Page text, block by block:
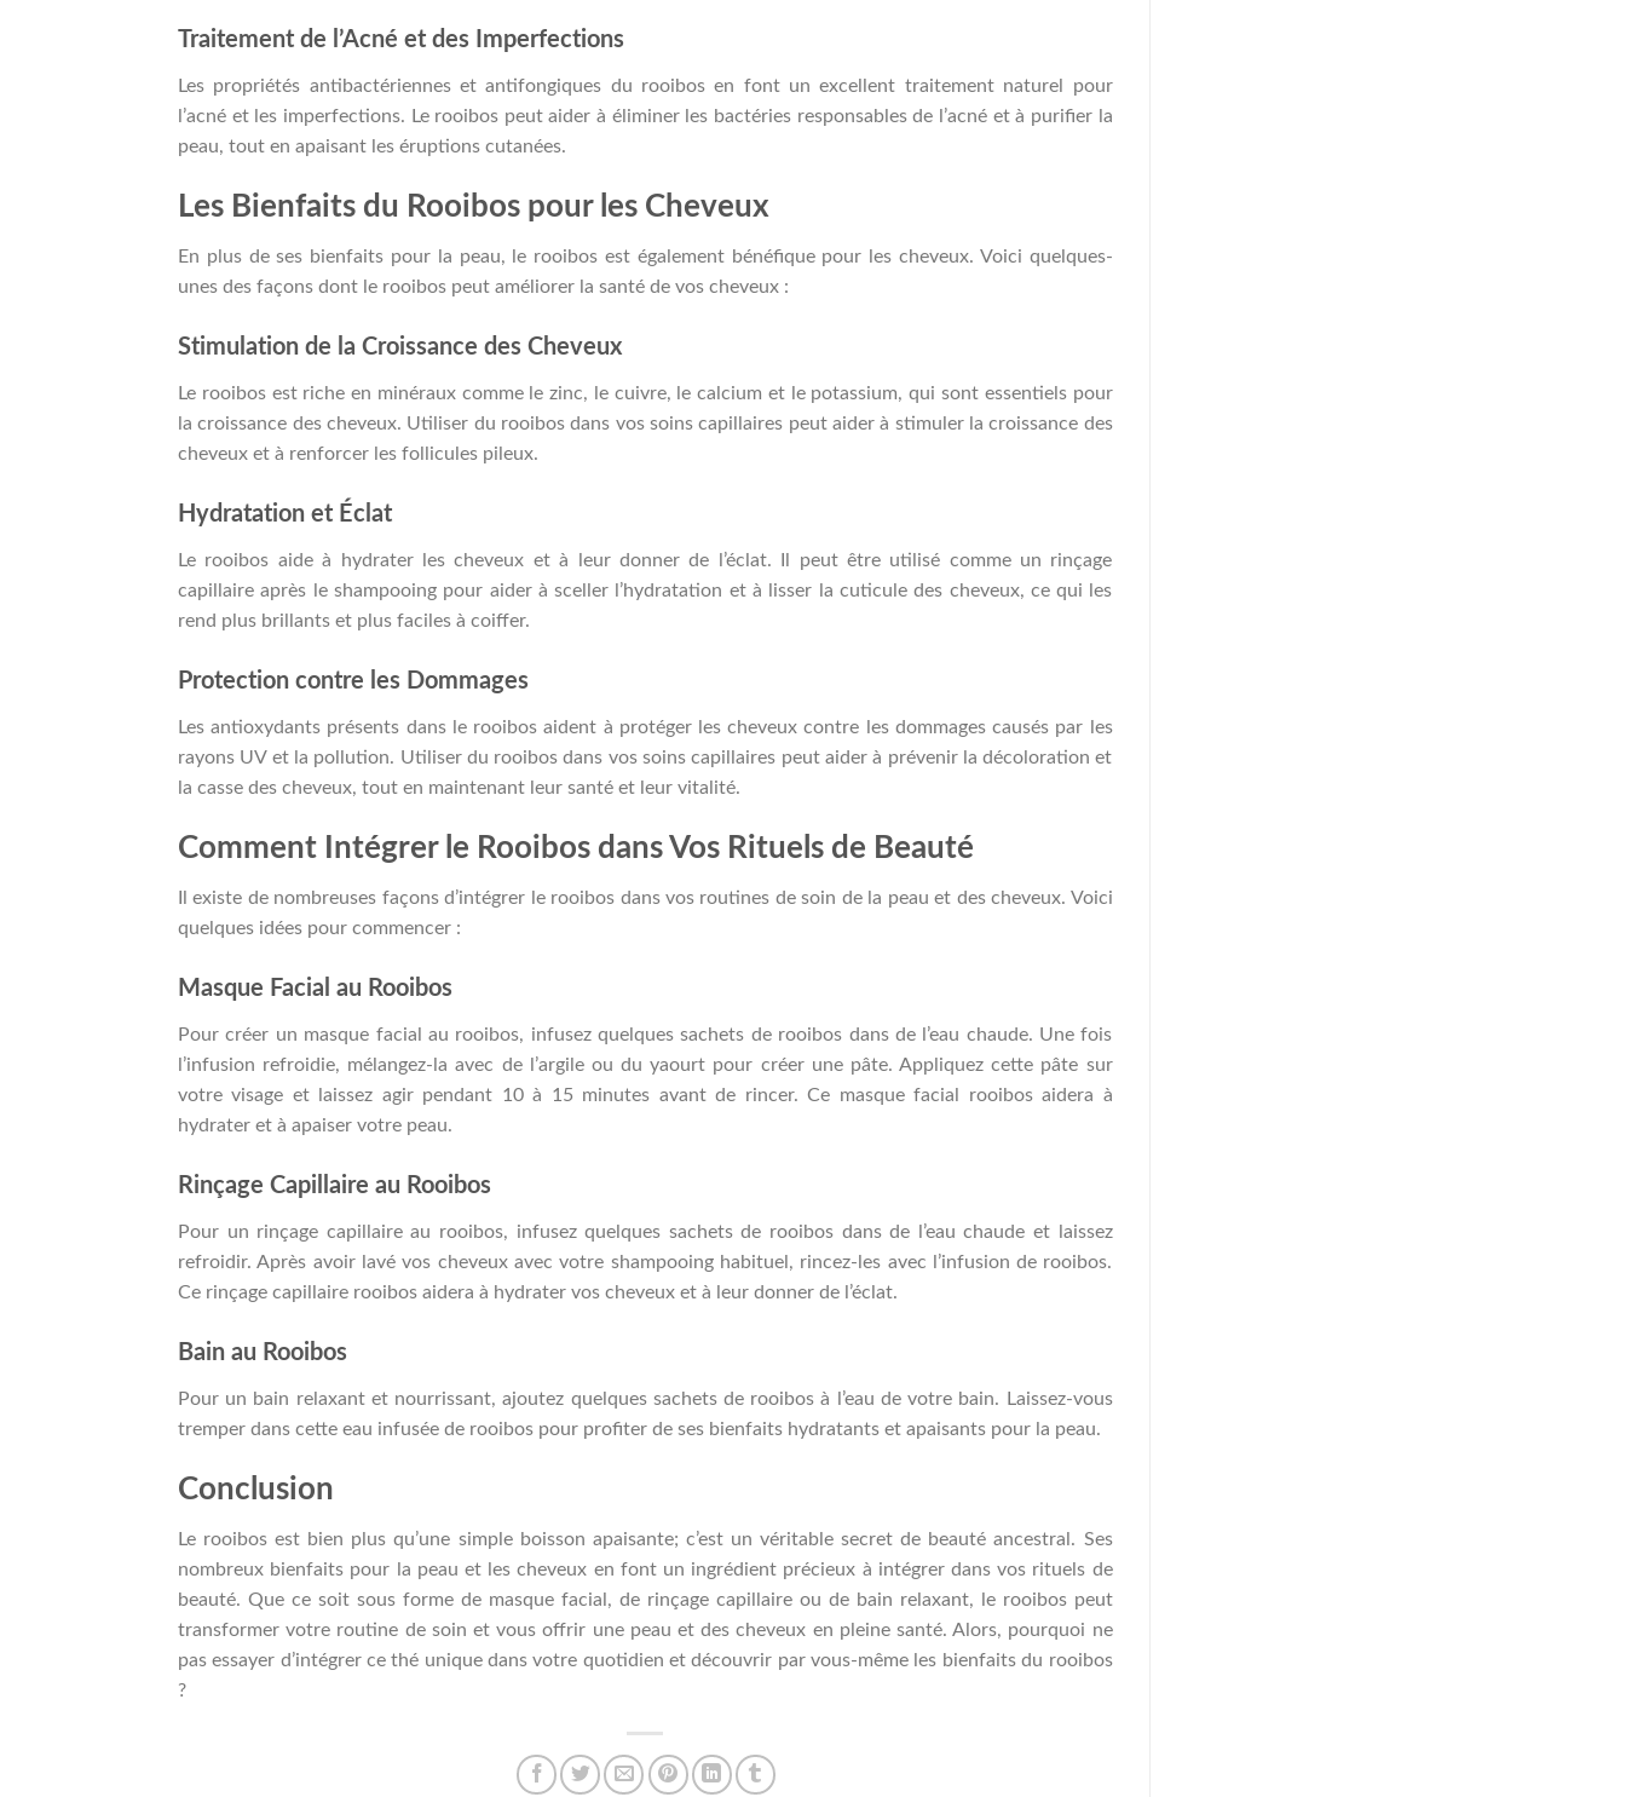
Traitement de l’Acné et des Imperfections
Les propriétés antibactériennes et antifongiques du rooibos en font un excellent traitement naturel pour
l’acné et les imperfections. Le rooibos peut aider à éliminer les bactéries responsables de l’acné et à purifier la
peau, tout en apaisant les éruptions cutanées.
Les Bienfaits du Rooibos pour les Cheveux
En plus de ses bienfaits pour la peau, le rooibos est également bénéfique pour les cheveux. Voici quelques-
unes des façons dont le rooibos peut améliorer la santé de vos cheveux :
Stimulation de la Croissance des Cheveux
Le rooibos est riche en minéraux comme le zinc, le cuivre, le calcium et le potassium, qui sont essentiels pour
la croissance des cheveux. Utiliser du rooibos dans vos soins capillaires peut aider à stimuler la croissance des
cheveux et à renforcer les follicules pileux.
Hydratation et Éclat
Le rooibos aide à hydrater les cheveux et à leur donner de l’éclat. Il peut être utilisé comme un rinçage
capillaire après le shampooing pour aider à sceller l’hydratation et à lisser la cuticule des cheveux, ce qui les
rend plus brillants et plus faciles à coiffer.
Protection contre les Dommages
Les antioxydants présents dans le rooibos aident à protéger les cheveux contre les dommages causés par les
rayons UV et la pollution. Utiliser du rooibos dans vos soins capillaires peut aider à prévenir la décoloration et
la casse des cheveux, tout en maintenant leur santé et leur vitalité.
Comment Intégrer le Rooibos dans Vos Rituels de Beauté
Il existe de nombreuses façons d’intégrer le rooibos dans vos routines de soin de la peau et des cheveux. Voici
quelques idées pour commencer :
Masque Facial au Rooibos
Pour créer un masque facial au rooibos, infusez quelques sachets de rooibos dans de l’eau chaude. Une fois
l’infusion refroidie, mélangez-la avec de l’argile ou du yaourt pour créer une pâte. Appliquez cette pâte sur
votre visage et laissez agir pendant 10 à 15 minutes avant de rincer. Ce masque facial rooibos aidera à
hydrater et à apaiser votre peau.
Rinçage Capillaire au Rooibos
Pour un rinçage capillaire au rooibos, infusez quelques sachets de rooibos dans de l’eau chaude et laissez
refroidir. Après avoir lavé vos cheveux avec votre shampooing habituel, rincez-les avec l’infusion de rooibos.
Ce rinçage capillaire rooibos aidera à hydrater vos cheveux et à leur donner de l’éclat.
Bain au Rooibos
Pour un bain relaxant et nourrissant, ajoutez quelques sachets de rooibos à l’eau de votre bain. Laissez-vous
tremper dans cette eau infusée de rooibos pour profiter de ses bienfaits hydratants et apaisants pour la peau.
Conclusion
Le rooibos est bien plus qu’une simple boisson apaisante; c’est un véritable secret de beauté ancestral. Ses
nombreux bienfaits pour la peau et les cheveux en font un ingrédient précieux à intégrer dans vos rituels de
beauté. Que ce soit sous forme de masque facial, de rinçage capillaire ou de bain relaxant, le rooibos peut
transformer votre routine de soin et vous offrir une peau et des cheveux en pleine santé. Alors, pourquoi ne
pas essayer d’intégrer ce thé unique dans votre quotidien et découvrir par vous-même les bienfaits du rooibos
?